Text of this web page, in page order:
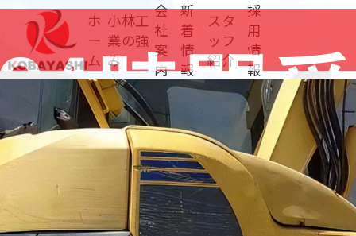
ホ
ー
ム
小林工
業の強
み
会
社
案
内
新
着
情
報
スタ
ッフ
紹介
採
用
情
報